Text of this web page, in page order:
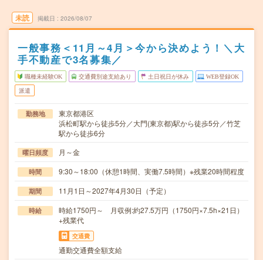
未読 掲載日 2026/08/07
一般事務＜11月～4月＞今から決めよう！＼大
手不動産で3名募集／
職種未経験OK 交通費別途支給あり 土日祝日が休み WEB登録OK
派遣
勤務地
東京都港区
浜松町駅から徒歩5分／大門(東京都)駅から徒歩5分／竹芝
駅から徒歩6分
曜日頻度 月～金
時間 9:30～18:00（休憩1時間、実働7.5時間）※残業20時間程度
期間 11月1日～2027年4月30日（予定）
時給
時給1750円～ 月収例:約27.5万円（1750円×7.5h×21日）
+残業代
交通費
通勤交通費全額支給